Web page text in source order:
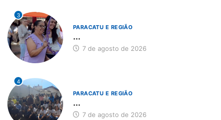
3
PARACATU E REGIÃO
...
7 de agosto de 2026
4
PARACATU E REGIÃO
...
7 de agosto de 2026